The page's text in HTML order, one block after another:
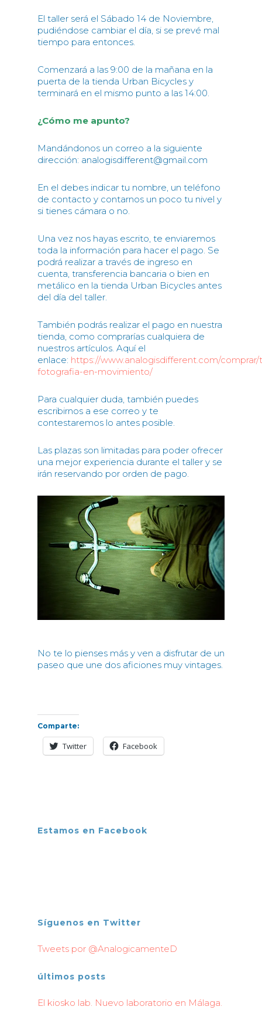
El taller será el Sábado 14 de Noviembre,
pudiéndose cambiar el día, si se prevé mal
tiempo para entonces.
Comenzará a las 9:00 de la mañana en la
puerta de la tienda Urban Bicycles y
terminará en el mismo punto a las 14:00.
¿Cómo me apunto?
Mandándonos un correo a la siguiente
dirección: analogisdifferent@gmail.com
En el debes indicar tu nombre, un teléfono
de contacto y contarnos un poco tu nivel y
si tienes cámara o no.
Una vez nos hayas escrito, te enviaremos
toda la información para hacer el pago. Se
podrá realizar a través de ingreso en
cuenta, transferencia bancaria o bien en
metálico en la tienda Urban Bicycles antes
del día del taller.
También podrás realizar el pago en nuestra
tienda, como comprarías cualquiera de
nuestros artículos. Aquí el
enlace: https://www.analogisdifferent.com/comprar/
fotografia-en-movimiento/
Para cualquier duda, también puedes
escribirnos a ese correo y te
contestaremos lo antes posible.
Las plazas son limitadas para poder ofrecer
una mejor experiencia durante el taller y se
irán reservando por orden de pago.
No te lo pienses más y ven a disfrutar de un
paseo que une dos aficiones muy vintages.
Comparte:
Twitter Facebook
Estamos en Facebook
Síguenos en Twitter
Tweets por @AnalogicamenteD
últimos posts
El kiosko lab. Nuevo laboratorio en Málaga.